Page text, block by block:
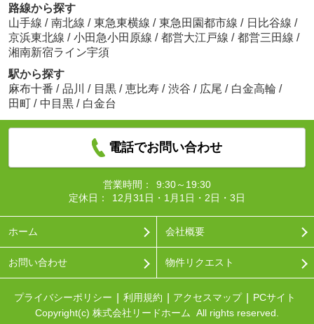
路線から探す
山手線 / 南北線 / 東急東横線 / 東急田園都市線 / 日比谷線 /
京浜東北線 / 小田急小田原線 / 都営大江戸線 / 都営三田線 /
湘南新宿ライン宇須
駅から探す
麻布十番 / 品川 / 目黒 / 恵比寿 / 渋谷 / 広尾 / 白金高輪 /
田町 / 中目黒 / 白金台
電話でお問い合わせ
営業時間：
9:30～19:30
定休日：
12月31日・1月1日・2日・3日
ホーム 会社概要
お問い合わせ 物件リクエスト
プライバシーポリシー 利用規約 アクセスマップ
PCサイト
Copyright(c) 株式会社リードホーム All rights reserved.